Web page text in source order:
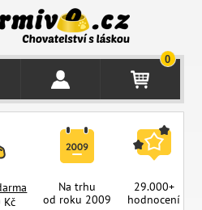
0
Na trhu
od roku 2009
29.000+
hodnocení